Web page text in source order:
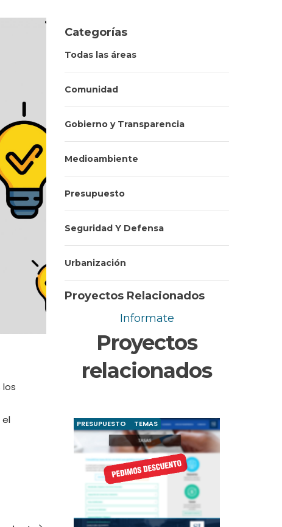
los
Categorías
Todas las áreas
Comunidad
Gobierno y Transparencia
Medioambiente
Presupuesto
Seguridad Y Defensa
Urbanización
Proyectos Relacionados
Informate
Proyectos
relacionados
PRESUPUESTO TEMAS